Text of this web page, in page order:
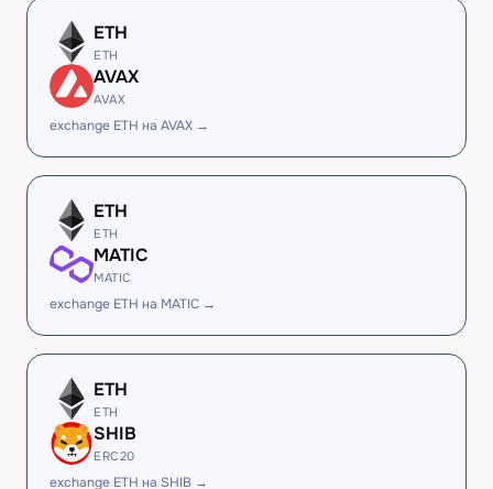
ETH
ETH
AVAX
AVAX
exchange ETH на AVAX →
ETH
ETH
MATIC
MATIC
exchange ETH на MATIC →
ETH
ETH
SHIB
ERC20
exchange ETH на SHIB →